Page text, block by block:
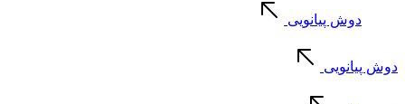
دوش پیانویی
دوش پیانویی